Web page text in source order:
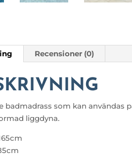
Recensioner (0)
badmadrass som kan användas
liggdyna.